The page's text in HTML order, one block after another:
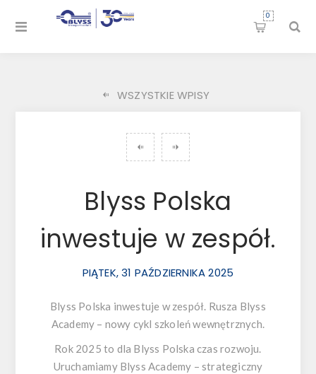
0
WSZYSTKIE WPISY
Blyss Polska
inwestuje w zespół.
PIĄTEK, 31 PAŹDZIERNIKA 2025
Blyss Polska inwestuje w zespół. Rusza Blyss
Academy – nowy cykl szkoleń wewnętrznych.
Rok 2025 to dla Blyss Polska czas rozwoju.
Uruchamiamy Blyss Academy – strategiczny